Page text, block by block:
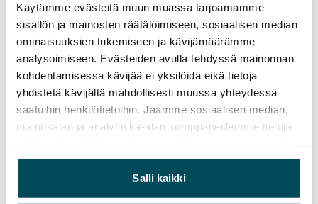
Käytämme evästeitä muun muassa tarjoamamme
sisällön ja mainosten räätälöimiseen, sosiaalisen median
ominaisuuksien tukemiseen ja kävijämäärämme
analysoimiseen. Evästeiden avulla tehdyssä mainonnan
kohdentamisessa kävijää ei yksilöidä eikä tietoja
yhdistetä kävijältä mahdollisesti muussa yhteydessä
saatuihin henkilötietoihin. Jaamme sosiaalisen median,
mainosalan ja analytiikka-alan kumppaneillemme tietoja
yhdistää näitä tietoja muihin tietoihin, joita olet antanut
heille tai joita on kerätty, kun olet käyttänyt heidän
palvelujaan.
Salli kaikki